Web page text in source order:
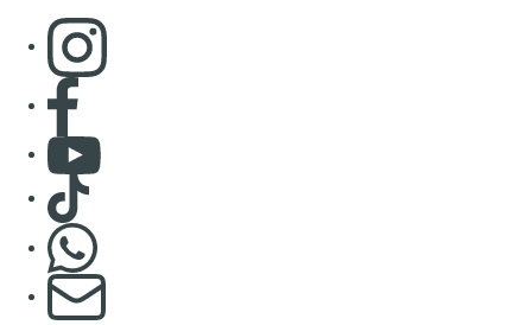
Consulter page Instagram
Consulter page Facebook
Consulter Youtube
Consulter TikTok
S'abonner à notre newsletter